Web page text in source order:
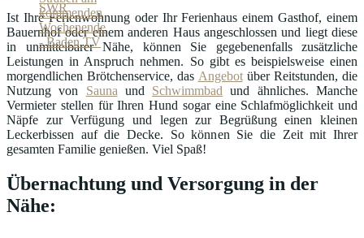
Ist Ihre Ferienwohnung oder Ihr Ferienhaus einem Gasthof, einem
Bauernhof oder einem anderen Haus angeschlossen und liegt diese
in unmittelbarer Nähe, können Sie gegebenenfalls zusätzliche
Leistungen in Anspruch nehmen. So gibt es beispielsweise einen
morgendlichen Brötchenservice, das Angebotüber Reitstunden, die
Nutzung von Sauna und Schwimmbad und ähnliches. Manche
Vermieter stellen für Ihren Hund sogar eine Schlafmöglichkeit und
Näpfe zur Verfügung und legen zur Begrüßung einen kleinen
Leckerbissen auf die Decke. So können Sie die Zeit mit Ihrer
gesamten Familie genießen. Viel Spaß!
Übernachtung und Versorgung in der
Nähe: